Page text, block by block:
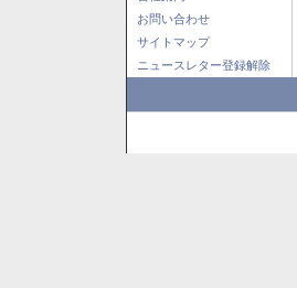
お問い合わせ
サイトマップ
ニュースレター登録解除